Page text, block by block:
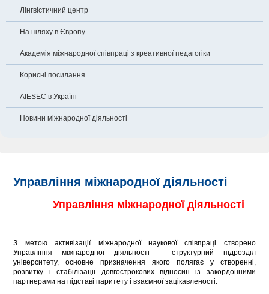
Лінгвістичний центр
На шляху в Європу
Академія міжнародної співпраці з креативної педагогіки
Корисні посилання
AIESEC в Україні
Новини міжнародної діяльності
Управління міжнародної діяльності
Управління міжнародної діяльності
З метою активізації міжнародної наукової співпраці створено
Управління міжнародної діяльності - структурний підрозділ
університету, основне призначення якого полягає у створенні,
розвитку і стабілізації довгострокових відносин із закордонними
партнерами на підставі паритету і взаємної зацікавленості.